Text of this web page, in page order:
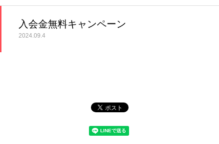
入会金無料キャンペーン
2024.09.4